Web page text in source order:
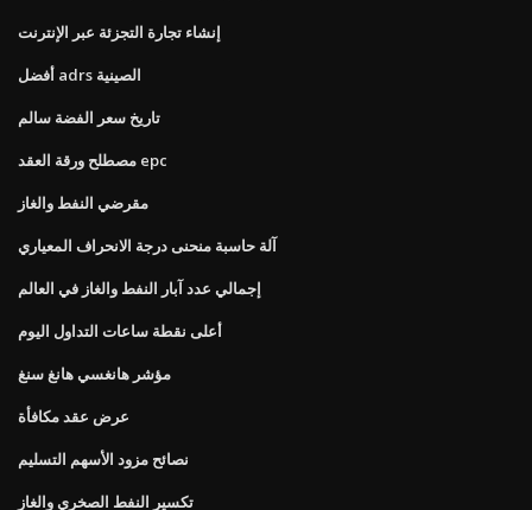
إنشاء تجارة التجزئة عبر الإنترنت
أفضل adrs الصينية
تاريخ سعر الفضة سالم
مصطلح ورقة العقد epc
مقرضي النفط والغاز
آلة حاسبة منحنى درجة الانحراف المعياري
إجمالي عدد آبار النفط والغاز في العالم
أعلى نقطة ساعات التداول اليوم
مؤشر هانغسي هانغ سنغ
عرض عقد مكافأة
نصائح مزود الأسهم التسليم
تكسير النفط الصخري والغاز